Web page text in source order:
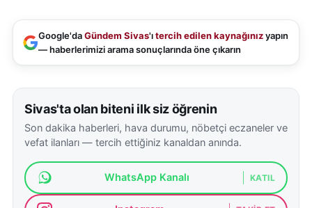
Google'daGündem Sivas'ıtercih edilen kaynağınızyapın
— haberlerimizi arama sonuçlarında öne çıkarın
Sivas'ta olan biteni ilk siz öğrenin
Son dakika haberleri, hava durumu, nöbetçi eczaneler ve
vefat ilanları — tercih ettiğiniz kanaldan anında.
WhatsApp Kanalı KATIL